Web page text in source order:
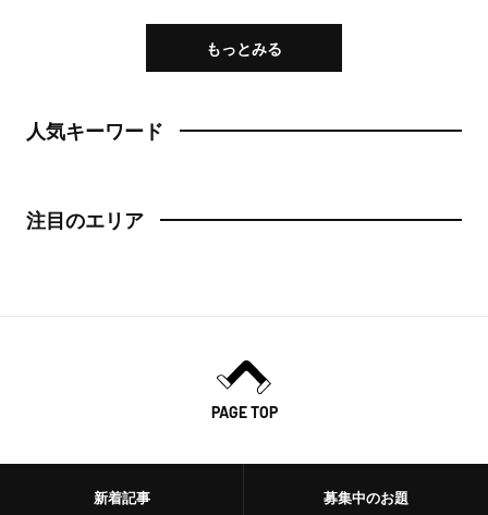
もっとみる
人気キーワード
注目のエリア
PAGE TOP
新着記事 募集中のお題